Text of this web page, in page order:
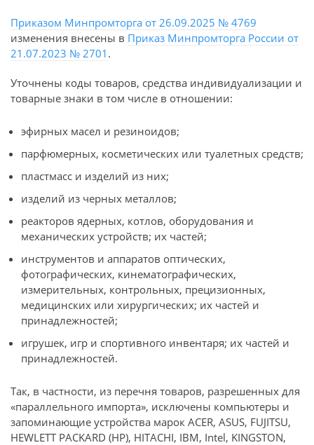
Приказом Минпромторга от 26.09.2025 № 4769
изменения внесены в Приказ Минпромторга России от
21.07.2023 № 2701 .
Уточнены коды товаров, средства индивидуализации и
товарные знаки в том числе в отношении:
эфирных масел и резиноидов;
парфюмерных, косметических или туалетных средств;
пластмасс и изделий из них;
изделий из черных металлов;
реакторов ядерных, котлов, оборудования и
механических устройств; их частей;
инструментов и аппаратов оптических,
фотографических, кинематографических,
измерительных, контрольных, прецизионных,
медицинских или хирургических; их частей и
принадлежностей;
игрушек, игр и спортивного инвентаря; их частей и
принадлежностей.
Так, в частности, из перечня товаров, разрешенных для
«параллельного импорта», исключены компьютеры и
запоминающие устройства марок ACER, ASUS, FUJITSU,
HEWLETT PACKARD (HP), HITACHI, IBM, Intel, KINGSTON,